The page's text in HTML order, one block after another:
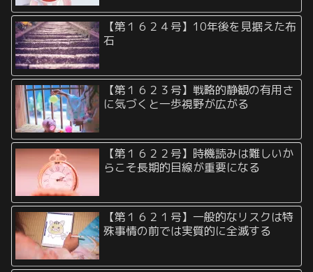
【第１６２４号】10年後を見据えた布
石
【第１６２３号】戦略的静観の有用さ
に気づくと一歩視野が広がる
【第１６２２号】時機読みは難しいか
らこそ長期的目線が重要になる
【第１６２１号】一般的なリスクは特
殊事情の前では実質的に全滅する